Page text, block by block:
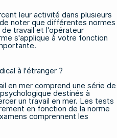
leur activité dans plusieurs
noter que différentes normes
travail et l'opérateur
s'applique à votre fonction
à l'étranger ?
en mer comprend une série de
destinés à
un travail en mer. Les tests
en fonction de la norme
comprennent les